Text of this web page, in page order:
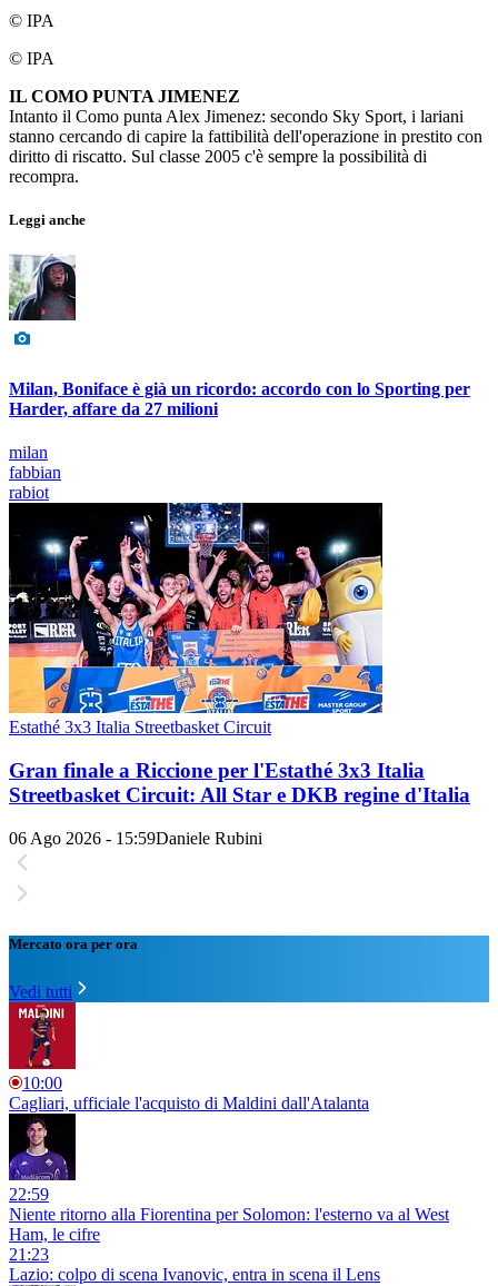
© IPA
© IPA
IL COMO PUNTA JIMENEZ
Intanto il Como punta Alex Jimenez: secondo Sky Sport, i lariani
stanno cercando di capire la fattibilità dell'operazione in prestito con
diritto di riscatto. Sul classe 2005 c'è sempre la possibilità di
recompra.
Leggi anche
Milan, Boniface è già un ricordo: accordo con lo Sporting per
Harder, affare da 27 milioni
milan
fabbian
rabiot
Estathé 3x3 Italia Streetbasket Circuit
Gran finale a Riccione per l'Estathé 3x3 Italia
Streetbasket Circuit: All Star e DKB regine d'Italia
06 Ago 2026 - 15:59Daniele Rubini
Mercato ora per ora
Vedi tutti
10:00
Cagliari, ufficiale l'acquisto di Maldini dall'Atalanta
22:59
Niente ritorno alla Fiorentina per Solomon: l'esterno va al West
Ham, le cifre
21:23
Lazio: colpo di scena Ivanovic, entra in scena il Lens